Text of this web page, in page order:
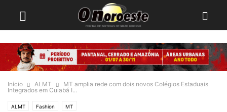
Início ALMT
MT amplia rede com dois novos Colégios Estaduais
Integrados em Cuiabá I...
ALMT Fashion MT